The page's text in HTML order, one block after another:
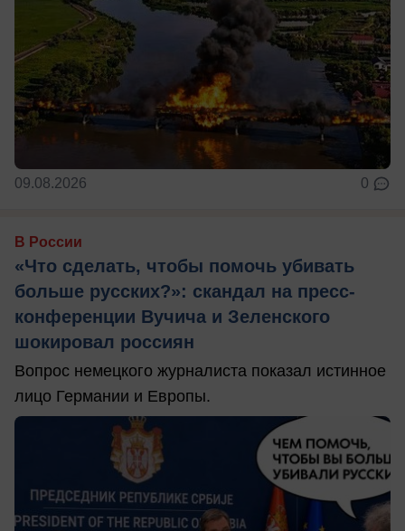
09.08.2026 0
В России
«Что сделать, чтобы помочь убивать
больше русских?»: скандал на пресс-
конференции Вучича и Зеленского
шокировал россиян
Вопрос немецкого журналиста показал истинное
лицо Германии и Европы.